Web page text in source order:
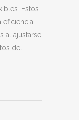
Estos
eficiencia
al ajustarse
del